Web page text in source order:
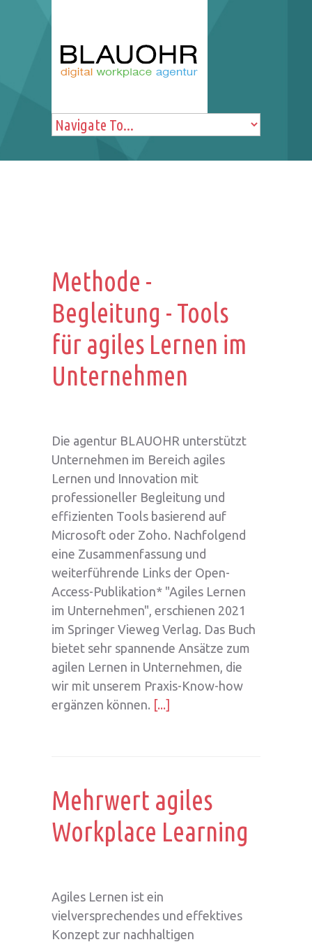
Methode -
Begleitung - Tools
für agiles Lernen im
Unternehmen
Die agentur BLAUOHR unterstützt
Unternehmen im Bereich agiles
Lernen und Innovation mit
professioneller Begleitung und
effizienten Tools basierend auf
Microsoft oder Zoho. Nachfolgend
eine Zusammenfassung und
weiterführende Links der Open-
Access-Publikation* "Agiles Lernen
im Unternehmen", erschienen 2021
im Springer Vieweg Verlag. Das Buch
bietet sehr spannende Ansätze zum
agilen Lernen in Unternehmen, die
wir mit unserem Praxis-Know-how
ergänzen können. [...]
Mehrwert agiles
Workplace Learning
Agiles Lernen ist ein
vielversprechendes und effektives
Konzept zur nachhaltigen